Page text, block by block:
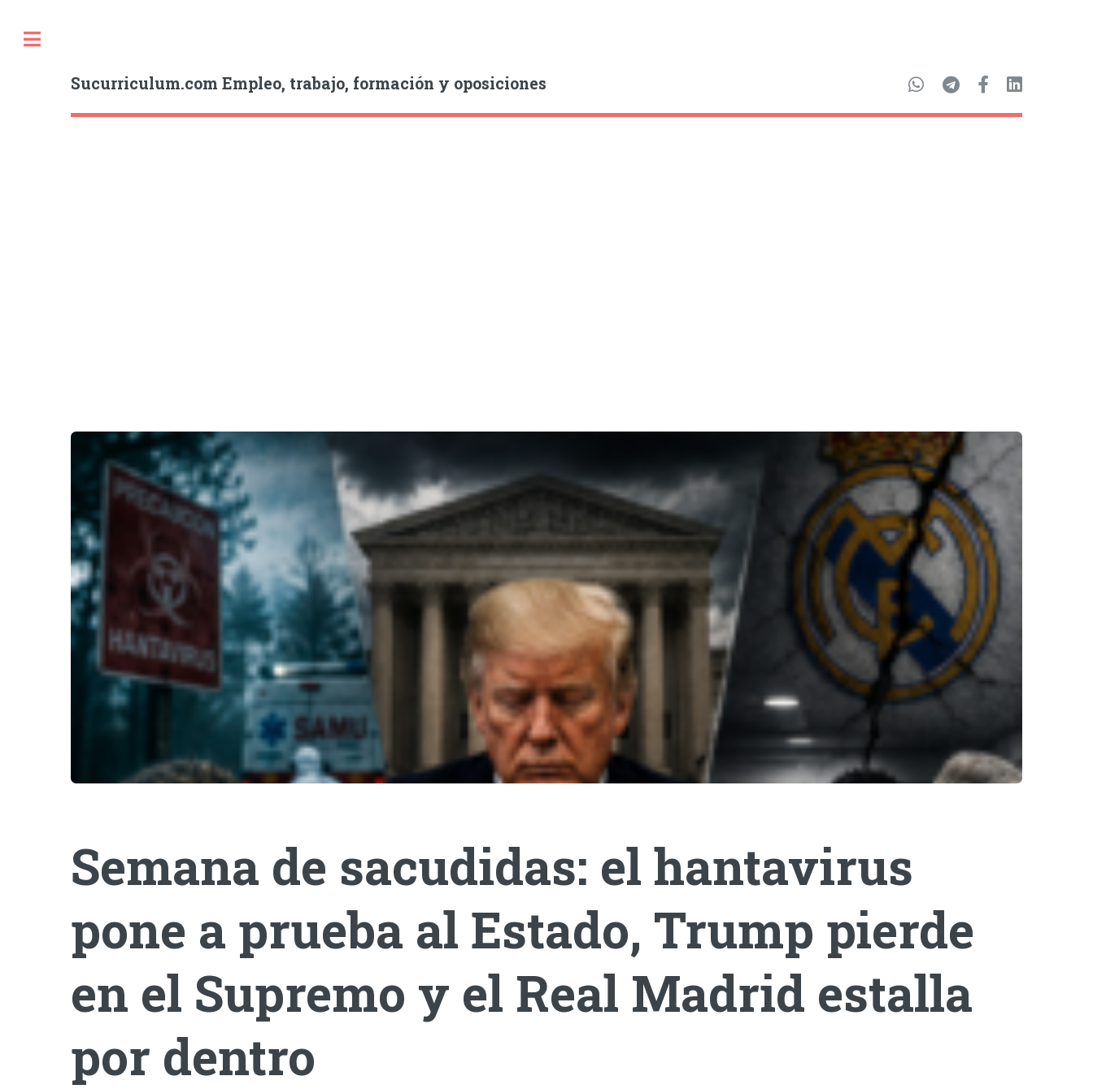
Sucurriculum.com Empleo, trabajo, formación y oposiciones
Semana de sacudidas: el hantavirus
pone a prueba al Estado, Trump pierde
en el Supremo y el Real Madrid estalla
por dentro